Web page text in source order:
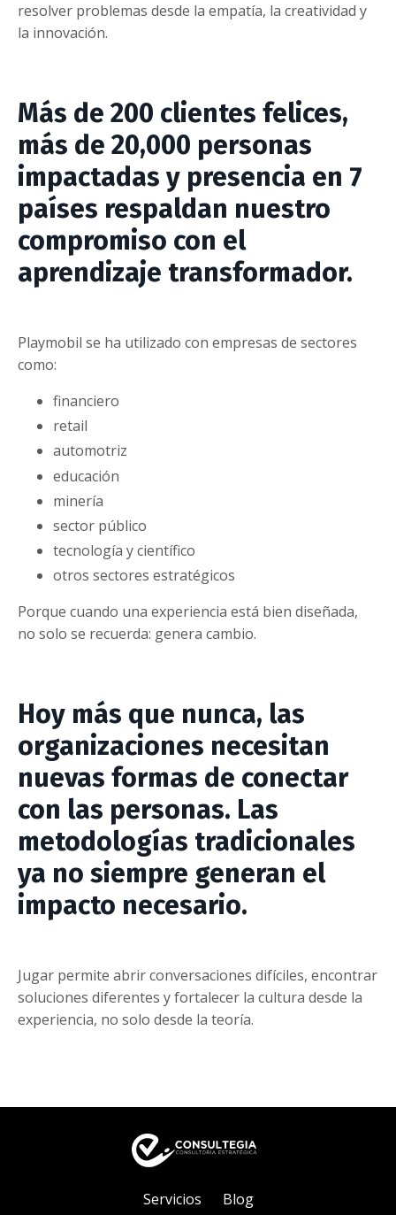
resolver problemas desde la empatía, la creatividad y
la innovación.
Más de 200 clientes felices,
más de 20,000 personas
impactadas y presencia en 7
países respaldan nuestro
compromiso con el
aprendizaje transformador.
Playmobil se ha utilizado con empresas de sectores
como:
financiero
retail
automotriz
educación
minería
sector público
tecnología y científico
otros sectores estratégicos
Porque cuando una experiencia está bien diseñada,
no solo se recuerda: genera cambio.
Hoy más que nunca, las
organizaciones necesitan
nuevas formas de conectar
con las personas. Las
metodologías tradicionales
ya no siempre generan el
impacto necesario.
Jugar permite abrir conversaciones difíciles, encontrar
soluciones diferentes y fortalecer la cultura desde la
experiencia, no solo desde la teoría.
Servicios Blog